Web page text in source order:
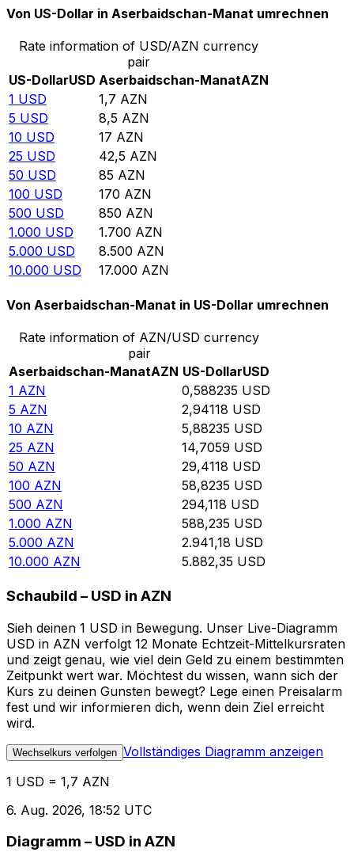
Von US-Dollar in Aserbaidschan-Manat umrechnen
Rate information of USD/AZN currency
pair
US-DollarUSD Aserbaidschan-ManatAZN
1 USD 1,7 AZN
5 USD 8,5 AZN
10 USD 17 AZN
25 USD 42,5 AZN
50 USD 85 AZN
100 USD 170 AZN
500 USD 850 AZN
1.000 USD 1.700 AZN
5.000 USD 8.500 AZN
10.000 USD 17.000 AZN
Von Aserbaidschan-Manat in US-Dollar umrechnen
Rate information of AZN/USD currency
pair
Aserbaidschan-ManatAZN US-DollarUSD
1 AZN 0,588235 USD
5 AZN 2,94118 USD
10 AZN 5,88235 USD
25 AZN 14,7059 USD
50 AZN 29,4118 USD
100 AZN 58,8235 USD
500 AZN 294,118 USD
1.000 AZN 588,235 USD
5.000 AZN 2.941,18 USD
10.000 AZN 5.882,35 USD
Schaubild – USD in AZN
Sieh deinen 1 USD in Bewegung. Unser Live-Diagramm
USD in AZN verfolgt 12 Monate Echtzeit-Mittelkursraten
und zeigt genau, wie viel dein Geld zu einem bestimmten
Zeitpunkt wert war. Möchtest du wissen, wann sich der
Kurs zu deinen Gunsten bewegt? Lege einen Preisalarm
fest und wir informieren dich, wenn dein Ziel erreicht
wird.
Wechselkurs verfolgen Vollständiges Diagramm anzeigen
1 USD = 1,7 AZN
6. Aug. 2026, 18:52 UTC
Diagramm – USD in AZN